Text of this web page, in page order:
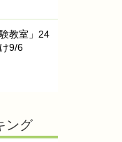
教室」24
9/6
ング